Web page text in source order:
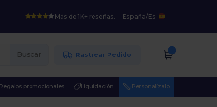
Más de 1K+ reseñas. España/Es
Buscar Rastrear Pedido
Regalos promocionales Liquidación ¡Personalízalo!